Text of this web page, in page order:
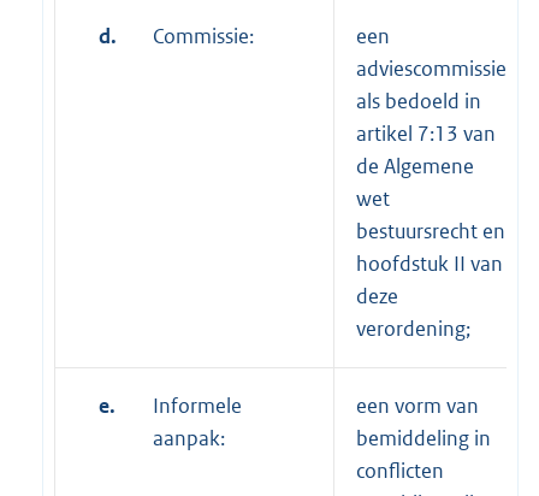
d. Commissie:
een
adviescommissie
als bedoeld in
artikel 7:13 van
de Algemene
wet
bestuursrecht en
hoofdstuk II van
deze
verordening;
e.
Informele
aanpak:
een vorm van
bemiddeling in
conflicten